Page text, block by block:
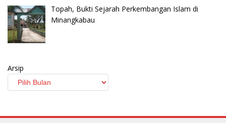
Topah, Bukti Sejarah Perkembangan Islam di
Minangkabau
Arsip